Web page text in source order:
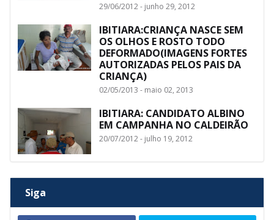
29/06/2012 - junho 29, 2012
IBITIARA:CRIANÇA NASCE SEM
OS OLHOS E ROSTO TODO
DEFORMADO(IMAGENS FORTES
AUTORIZADAS PELOS PAIS DA
CRIANÇA)
02/05/2013 - maio 02, 2013
IBITIARA: CANDIDATO ALBINO
EM CAMPANHA NO CALDEIRÃO
20/07/2012 - julho 19, 2012
Siga